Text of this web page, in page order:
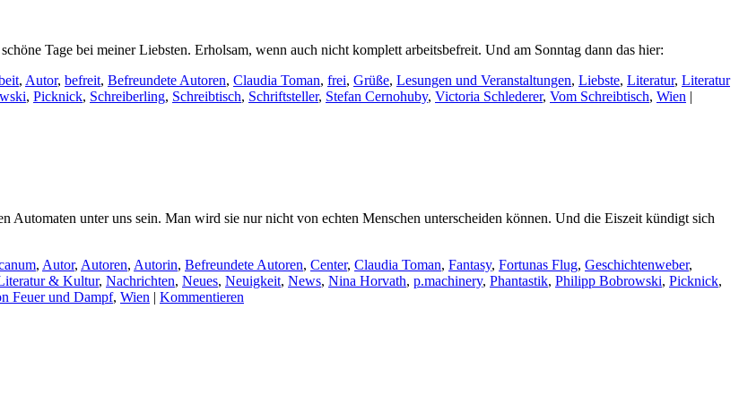
Tage bei meiner Liebsten. Erholsam, wenn auch nicht komplett arbeitsbefreit. Und am Sonntag dann das hier:
, Autor, befreit, Befreundete Autoren, Claudia Toman, frei, Grüße, Lesungen und Veranstaltungen, Liebste, Literatur, Literatur
, Picknick, Schreiberling, Schreibtisch, Schriftsteller, Stefan Cernohuby, Victoria Schlederer, Vom Schreibtisch, Wien |
unter uns sein. Man wird sie nur nicht von echten Menschen unterscheiden können. Und die Eiszeit kündigt sich
, Autor, Autoren, Autorin, Befreundete Autoren, Center, Claudia Toman, Fantasy, Fortunas Flug, Geschichtenweber,
& Kultur, Nachrichten, Neues, Neuigkeit, News, Nina Horvath, p.machinery, Phantastik, Philipp Bobrowski, Picknick,
Feuer und Dampf, Wien | Kommentieren